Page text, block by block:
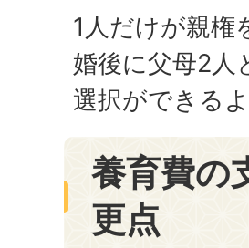
1人だけが親権
婚後に父母2人
選択ができる
養育費の
更点